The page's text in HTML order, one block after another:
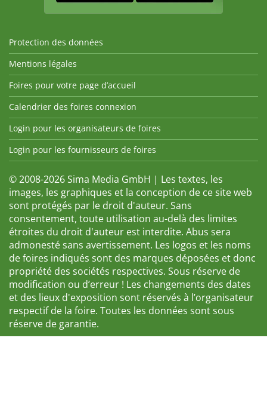
Protection des données
Mentions légales
Foires pour votre page d’accueil
Calendrier des foires connexion
Login pour les organisateurs de foires
Login pour les fournisseurs de foires
© 2008-2026 Sima Media GmbH | Les textes, les
images, les graphiques et la conception de ce site web
sont protégés par le droit d'auteur. Sans
consentement, toute utilisation au-delà des limites
étroites du droit d'auteur est interdite. Abus sera
admonesté sans avertissement. Les logos et les noms
de foires indiqués sont des marques déposées et donc
propriété des sociétés respectives. Sous réserve de
modification ou d’erreur ! Les changements des dates
et des lieux d'exposition sont réservés à l’organisateur
respectif de la foire. Toutes les données sont sous
réserve de garantie.